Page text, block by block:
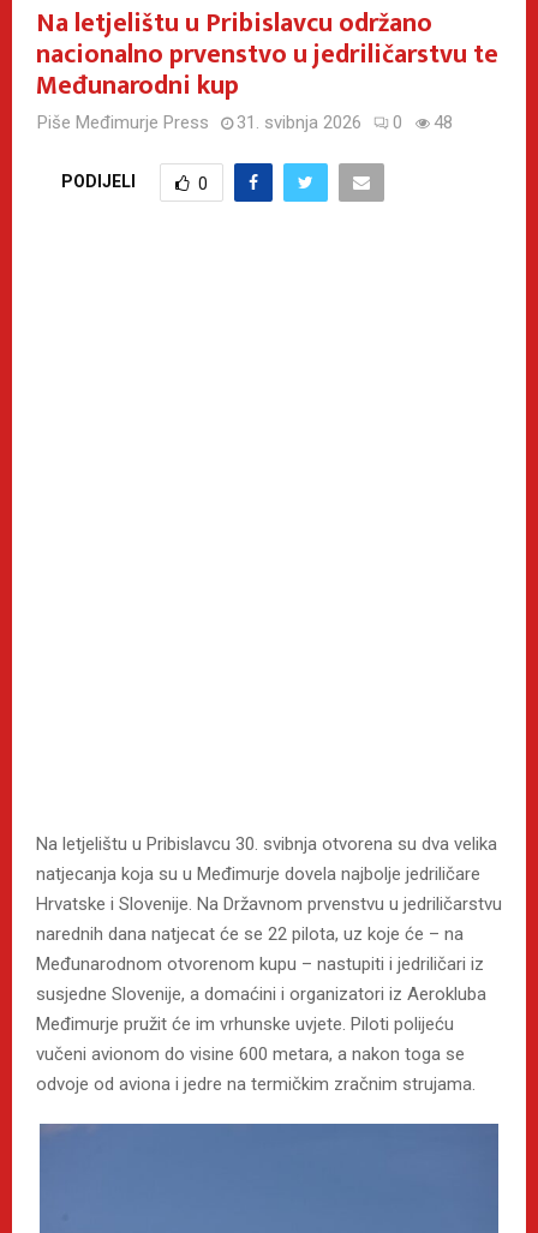
Na letjelištu u Pribislavcu održano
nacionalno prvenstvo u jedriličarstvu te
Međunarodni kup
Piše Međimurje Press 31. svibnja 2026 0 48
PODIJELI 0
Na letjelištu u Pribislavcu 30. svibnja otvorena su dva velika
natjecanja koja su u Međimurje dovela najbolje jedriličare
Hrvatske i Slovenije. Na Državnom prvenstvu u jedriličarstvu
narednih dana natjecat će se 22 pilota, uz koje će – na
Međunarodnom otvorenom kupu – nastupiti i jedriličari iz
susjedne Slovenije, a domaćini i organizatori iz Aerokluba
Međimurje pružit će im vrhunske uvjete. Piloti polijeću
vučeni avionom do visine 600 metara, a nakon toga se
odvoje od aviona i jedre na termičkim zračnim strujama.